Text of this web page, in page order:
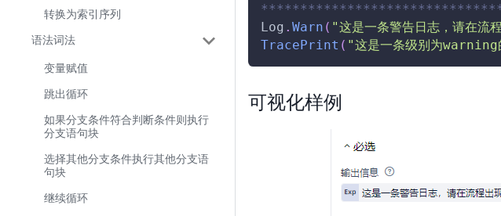
转换为索引序列
语法词法
变量赋值
跳出循环
如果分支条件符合判断条件则执行
分支语句块
选择其他分支条件执行其他分支语
句块
继续循环
Log . Warn ( "这是一条警告日志，请在流
TracePrint ( "这是一条级别为warning
可视化样例